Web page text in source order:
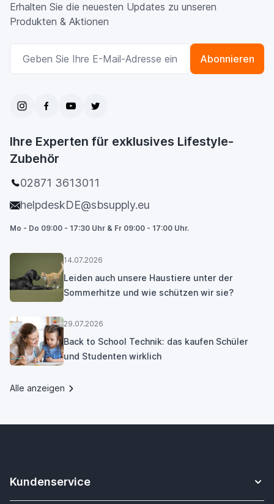
Erhalten Sie die neuesten Updates zu unseren
Produkten & Aktionen
E-Mailadresse
Abonnieren
Ihre Experten für exklusives Lifestyle-
Zubehör
02871 3613011
helpdeskDE@sbsupply.eu
Mo - Do 09:00 - 17:30 Uhr & Fr 09:00 - 17:00 Uhr.
14.07.2026
Leiden auch unsere Haustiere unter der
Sommerhitze und wie schützen wir sie?
29.07.2026
Back to School Technik: das kaufen Schüler
und Studenten wirklich
Alle anzeigen
Kundenservice